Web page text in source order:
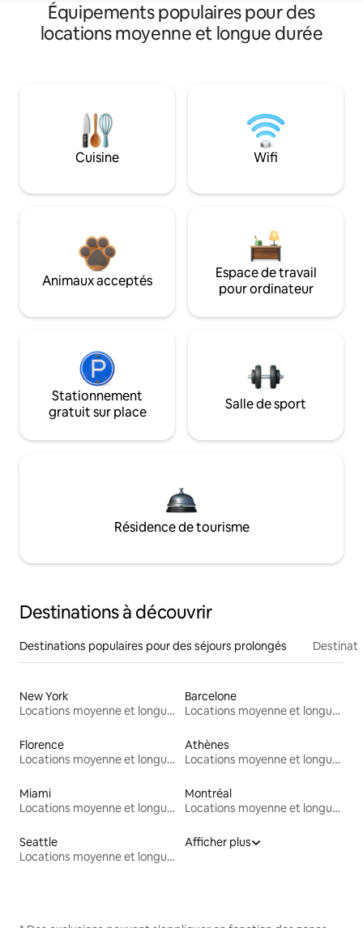
Équipements populaires pour des
locations moyenne et longue durée
Cuisine Wifi
Animaux acceptés
Espace de travail
pour ordinateur
Stationnement
gratuit sur place
Salle de sport
Résidence de tourisme
Destinations à découvrir
Destinations populaires pour des séjours prolongés
New York
Locations moyenne et longue durée
Barcelone
Locations moyenne et longue durée
Florence
Locations moyenne et longue durée
Athènes
Locations moyenne et longue durée
Miami
Locations moyenne et longue durée
Montréal
Locations moyenne et longue durée
Seattle
Locations moyenne et longue durée
Afficher plus